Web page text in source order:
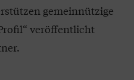
gemeinnützige
veröffentlicht